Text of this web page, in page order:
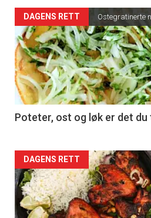
DAGENS RETT Ostegratinerte
Poteter, ost og løk er det du
Forsiden
akkurat
nå
DAGENS RETT